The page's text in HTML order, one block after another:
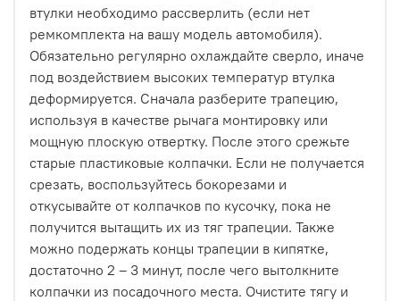
втулки необходимо рассверлить (если нет
ремкомплекта на вашу модель автомобиля).
Обязательно регулярно охлаждайте сверло, иначе
под воздействием высоких температур втулка
деформируется. Сначала разберите трапецию,
используя в качестве рычага монтировку или
мощную плоскую отвертку. После этого срежьте
старые пластиковые колпачки. Если не получается
срезать, воспользуйтесь бокорезами и
откусывайте от колпачков по кусочку, пока не
получится вытащить их из тяг трапеции. Также
можно подержать концы трапеции в кипятке,
достаточно 2 – 3 минут, после чего вытолкните
колпачки из посадочного места. Очистите тягу и